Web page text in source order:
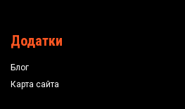
Додатки
Блог
Карта сайта